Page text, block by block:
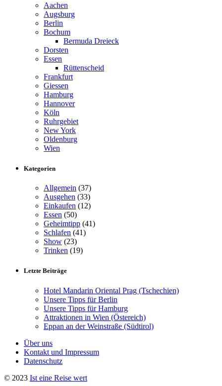
Aachen
Augsburg
Berlin
Bochum
Bermuda Dreieck
Dorsten
Essen
Rüttenscheid
Frankfurt
Giessen
Hamburg
Hannover
Köln
Ruhrgebiet
New York
Oldenburg
Wien
Kategorien
Allgemein (37)
Ausgehen (33)
Einkaufen (12)
Essen (50)
Geheimtipp (41)
Schlafen (41)
Show (23)
Trinken (19)
Letzte Beiträge
Hotel Mandarin Oriental Prag (Tschechien)
Unsere Tipps für Berlin
Unsere Tipps für Hamburg
Attraktionen in Wien (Östereich)
Eppan an der Weinstraße (Südtirol)
Über uns
Kontakt und Impressum
Datenschutz
© 2023 Ist eine Reise wert